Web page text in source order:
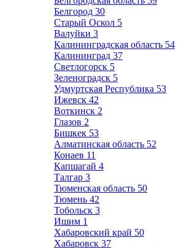
Белгород 30
Старый Оскол 5
Валуйки 3
Калининградская область 54
Калининград 37
Светлогорск 5
Зеленоградск 5
Удмуртская Республика 53
Ижевск 42
Воткинск 2
Глазов 2
Бишкек 53
Алматинская область 52
Конаев 11
Капшагай 4
Талгар 3
Тюменская область 50
Тюмень 42
Тобольск 3
Ишим 1
Хабаровский край 50
Хабаровск 37